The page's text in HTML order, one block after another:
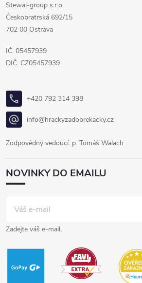
Stewal-group s.r.o.
Českobratrská 692/15
702 00 Ostrava
IČ: 05457939
DIČ: CZ05457939
+420 792 314 398
info@hrackyzadobrekacky.cz
Zodpovědný vedoucí: p. Tomáš Walach
NOVINKY DO EMAILU
Zadejte váš e-mail.